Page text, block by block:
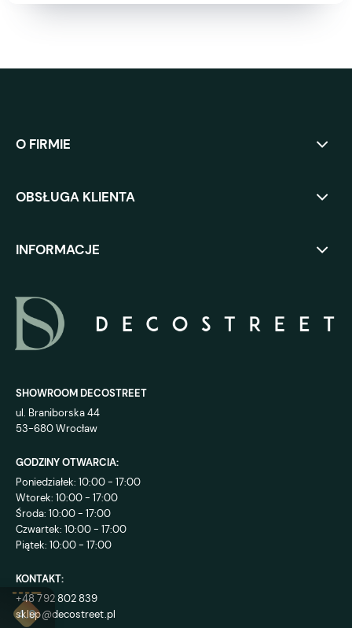
O FIRMIE
OBSŁUGA KLIENTA
INFORMACJE
SHOWROOM DECOSTREET
ul. Braniborska 44
53-680 Wrocław
GODZINY OTWARCIA:
Poniedziałek: 10:00 - 17:00
Wtorek: 10:00 - 17:00
Środa: 10:00 - 17:00
Czwartek: 10:00 - 17:00
Piątek: 10:00 - 17:00
KONTAKT:
+48 792 802 839
sklep@decostreet.pl
4.9